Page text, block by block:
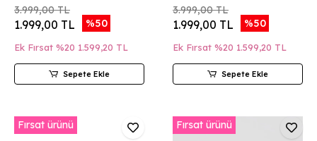
3.999,00 TL
1.999,00 TL %50
Ek Fırsat %20 1.599,20 TL
Sepete Ekle
3.999,00 TL
1.999,00 TL %50
Ek Fırsat %20 1.599,20 TL
Sepete Ekle
Fırsat ürünü Fırsat ürünü